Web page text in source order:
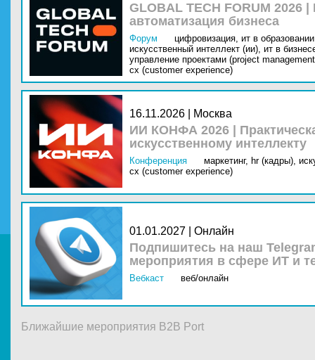
GLOBAL TECH FORUM
автоматизация бизнеса
Форум цифровизация, ит в
искусственный интеллект (ии), ит в
управление проектами (project
cx (customer experience)
16.11.2026 | Москва
ИИ КОНФА 2026 |
искусственному интеллекту
Конференция маркетинг, hr (кадры),
cx (customer experience)
01.01.2027 | Онлайн
Подпишитесь на наш
мероприятия в сфере ИТ и
Вебкаст веб/онлайн
Ближайшие мероприятия B2B Port